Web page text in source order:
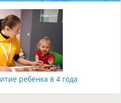
ребенка в 4 года